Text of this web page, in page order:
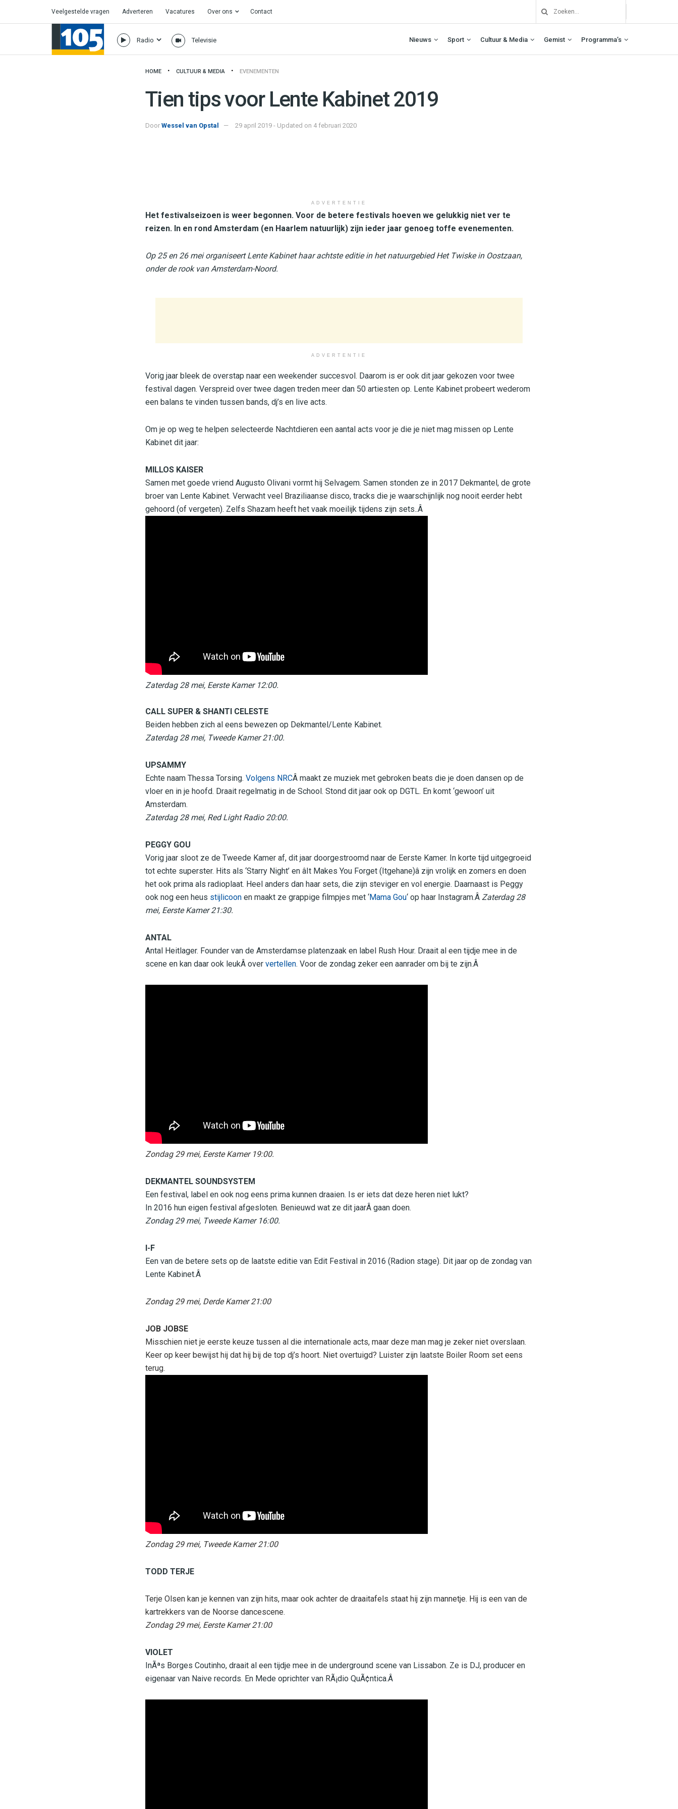
Veelgestelde vragen Adverteren Vacatures Over ons Contact
Radio Televisie Nieuws Sport Cultuur & Media Gemist Programma’s
HOME CULTUUR & MEDIA EVENEMENTEN
Tien tips voor Lente Kabinet 2019
Door Wessel van Opstal 29 april 2019 - Updated on 4 februari 2020
ADVERTENTIE
Het festivalseizoen is weer begonnen. Voor de betere festivals hoeven we gelukkig niet ver te
reizen. In en rond Amsterdam (en Haarlem natuurlijk) zijn ieder jaar genoeg toffe evenementen.
Op 25 en 26 mei organiseert Lente Kabinet haar achtste editie in het natuurgebied Het Twiske in Oostzaan,
onder de rook van Amsterdam-Noord.
ADVERTENTIE
Vorig jaar bleek de overstap naar een weekender succesvol. Daarom is er ook dit jaar gekozen voor twee
festival dagen. Verspreid over twee dagen treden meer dan 50 artiesten op. Lente Kabinet probeert wederom
een balans te vinden tussen bands, dj’s en live acts.
Om je op weg te helpen selecteerde Nachtdieren een aantal acts voor je die je niet mag missen op Lente
Kabinet dit jaar:
MILLOS KAISER
Samen met goede vriend Augusto Olivani vormt hij Selvagem. Samen stonden ze in 2017 Dekmantel, de grote
broer van Lente Kabinet. Verwacht veel Braziliaanse disco, tracks die je waarschijnlijk nog nooit eerder hebt
gehoord (of vergeten). Zelfs Shazam heeft het vaak moeilijk tijdens zijn sets..Â
Zaterdag 28 mei, Eerste Kamer 12:00.
CALL SUPER & SHANTI CELESTE
Beiden hebben zich al eens bewezen op Dekmantel/Lente Kabinet.
Zaterdag 28 mei, Tweede Kamer 21:00.
UPSAMMY
Echte naam Thessa Torsing. Volgens NRCÂ maakt ze muziek met gebroken beats die je doen dansen op de
vloer en in je hoofd. Draait regelmatig in de School. Stond dit jaar ook op DGTL. En komt ‘gewoon’ uit
Amsterdam.
Zaterdag 28 mei, Red Light Radio 20:00.
PEGGY GOU
Vorig jaar sloot ze de Tweede Kamer af, dit jaar doorgestroomd naar de Eerste Kamer. In korte tijd uitgegroeid
tot echte superster. Hits als ‘Starry Night’ en âIt Makes You Forget (Itgehane)â zijn vrolijk en zomers en doen
het ook prima als radioplaat. Heel anders dan haar sets, die zijn steviger en vol energie. Daarnaast is Peggy
ook nog een heus stijlicoon en maakt ze grappige filmpjes met ‘Mama Gou‘ op haar Instagram.Â Zaterdag 28
mei, Eerste Kamer 21:30.
ANTAL
Antal Heitlager. Founder van de Amsterdamse platenzaak en label Rush Hour. Draait al een tijdje mee in de
scene en kan daar ook leukÂ over vertellen. Voor de zondag zeker een aanrader om bij te zijn.Â
Zondag 29 mei, Eerste Kamer 19:00.
DEKMANTEL SOUNDSYSTEM
Een festival, label en ook nog eens prima kunnen draaien. Is er iets dat deze heren niet lukt?
In 2016 hun eigen festival afgesloten. Benieuwd wat ze dit jaarÂ gaan doen.
Zondag 29 mei, Tweede Kamer 16:00.
I-F
Een van de betere sets op de laatste editie van Edit Festival in 2016 (Radion stage). Dit jaar op de zondag van
Lente Kabinet.Â
Zondag 29 mei, Derde Kamer 21:00
JOB JOBSE
Misschien niet je eerste keuze tussen al die internationale acts, maar deze man mag je zeker niet overslaan.
Keer op keer bewijst hij dat hij bij de top dj’s hoort. Niet overtuigd? Luister zijn laatste Boiler Room set eens
terug.
Zondag 29 mei, Tweede Kamer 21:00
TODD TERJE
Terje Olsen kan je kennen van zijn hits, maar ook achter de draaitafels staat hij zijn mannetje. Hij is een van de
kartrekkers van de Noorse dancescene.
Zondag 29 mei, Eerste Kamer 21:00
VIOLET
InÃªs Borges Coutinho, draait al een tijdje mee in de underground scene van Lissabon. Ze is DJ, producer en
eigenaar van Naive records. En Mede oprichter van RÃ¡dio QuÃ¢ntica.Â